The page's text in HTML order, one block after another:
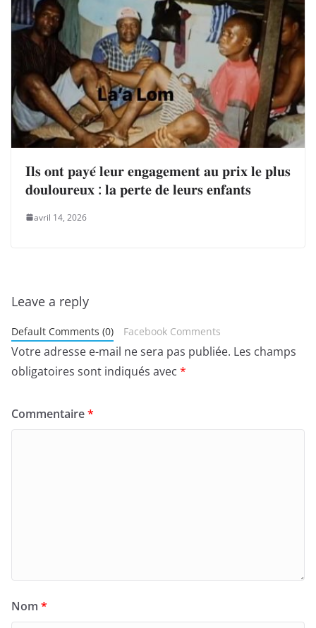
𝐈𝐥𝐬 𝐨𝐧𝐭 𝐩𝐚𝐲𝐞́ 𝐥𝐞𝐮𝐫 𝐞𝐧𝐠𝐚𝐠𝐞𝐦𝐞𝐧𝐭 𝐚𝐮 𝐩𝐫𝐢𝐱 𝐥𝐞 𝐩𝐥𝐮𝐬
𝐝𝐨𝐮𝐥𝐨𝐮𝐫𝐞𝐮𝐱 : 𝐥𝐚 𝐩𝐞𝐫𝐭𝐞 𝐝𝐞 𝐥𝐞𝐮𝐫𝐬 𝐞𝐧𝐟𝐚𝐧𝐭𝐬
avril 14, 2026
Leave a reply
Default Comments (0) Facebook Comments
Votre adresse e-mail ne sera pas publiée. Les champs
obligatoires sont indiqués avec *
Commentaire*
Nom *